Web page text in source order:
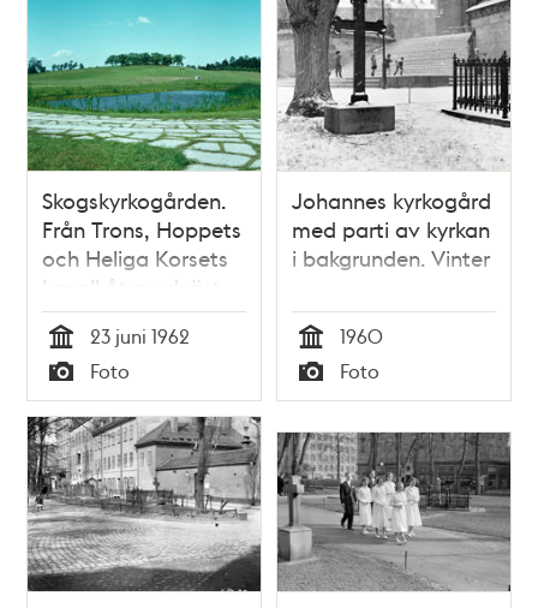
Skogskyrkogården.
Från Trons, Hoppets
och Heliga Korsets
kapell åt nordväst
Tid
23 juni 1962
Typ
Foto
Johannes kyrkogård
med parti av kyrkan
i bakgrunden. Vinter
Tid
1960
Typ
Foto